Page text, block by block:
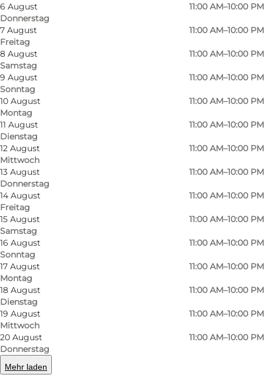
6 August
Donnerstag
11:00 AM–10:00 PM
7 August
Freitag
11:00 AM–10:00 PM
8 August
Samstag
11:00 AM–10:00 PM
9 August
Sonntag
11:00 AM–10:00 PM
10 August
Montag
11:00 AM–10:00 PM
11 August
Dienstag
11:00 AM–10:00 PM
12 August
Mittwoch
11:00 AM–10:00 PM
13 August
Donnerstag
11:00 AM–10:00 PM
14 August
Freitag
11:00 AM–10:00 PM
15 August
Samstag
11:00 AM–10:00 PM
16 August
Sonntag
11:00 AM–10:00 PM
17 August
Montag
11:00 AM–10:00 PM
18 August
Dienstag
11:00 AM–10:00 PM
19 August
Mittwoch
11:00 AM–10:00 PM
20 August
Donnerstag
11:00 AM–10:00 PM
Mehr laden
Foto
Carlslund brannte am 20. Juni 2015 infolge eines
gelegten Feuers ab. Lokale Privatinvestoren